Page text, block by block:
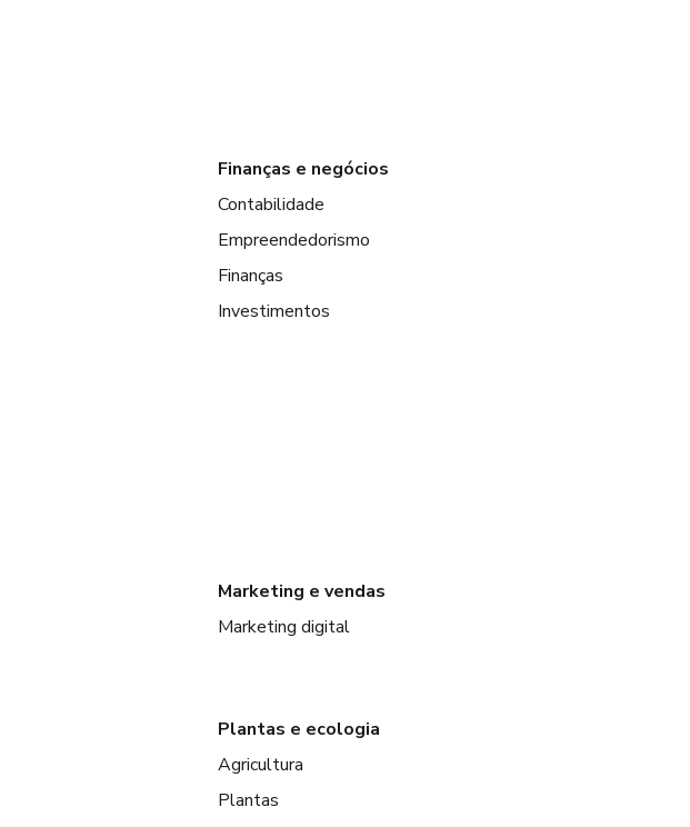
Finanças e negócios
Contabilidade
Empreendedorismo
Finanças
Investimentos
Marketing e vendas
Marketing digital
Plantas e ecologia
Agricultura
Plantas